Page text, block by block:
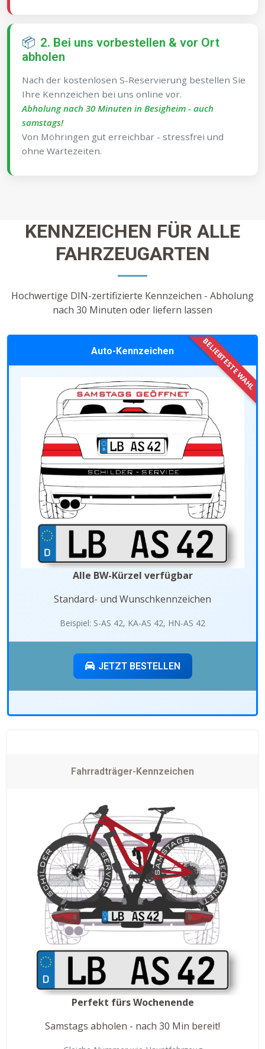
📦 2. Bei uns vorbestellen & vor Ort
abholen
Nach der kostenlosen S-Reservierung bestellen Sie
Ihre Kennzeichen bei uns online vor.
Abholung nach 30 Minuten in Besigheim - auch
samstags!
Von Möhringen gut erreichbar - stressfrei und
ohne Wartezeiten.
KENNZEICHEN FÜR ALLE
FAHRZEUGARTEN
Hochwertige DIN-zertifizierte Kennzeichen - Abholung
nach 30 Minuten oder liefern lassen
Auto-Kennzeichen
Alle BW-Kürzel verfügbar
Standard- und Wunschkennzeichen
Beispiel: S-AS 42, KA-AS 42, HN-AS 42
JETZT BESTELLEN
Fahrradträger-Kennzeichen
Perfekt fürs Wochenende
Samstags abholen - nach 30 Min bereit!